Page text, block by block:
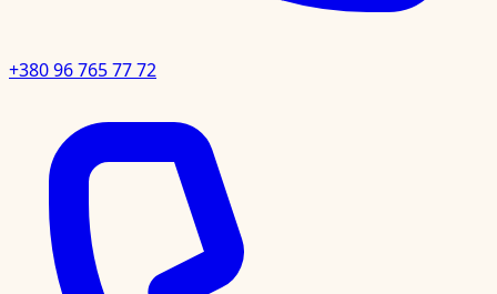
+380 96 765 77 72